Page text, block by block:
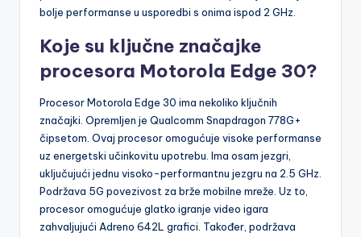
bolje performanse u usporedbi s onima ispod 2 GHz.
Koje su ključne značajke
procesora Motorola Edge 30?
Procesor Motorola Edge 30 ima nekoliko ključnih
značajki. Opremljen je Qualcomm Snapdragon 778G+
čipsetom. Ovaj procesor omogućuje visoke performanse
uz energetski učinkovitu upotrebu. Ima osam jezgri,
uključujući jednu visoko-performantnu jezgru na 2.5 GHz.
Podržava 5G povezivost za brže mobilne mreže. Uz to,
procesor omogućuje glatko igranje video igara
zahvaljujući Adreno 642L grafici. Također, podržava